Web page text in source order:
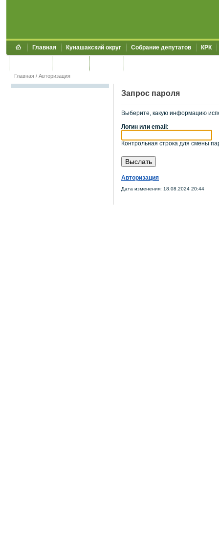
Главная Кунашакский округ Собрание депутатов КРК
Главная / Авторизация
Запрос пароля
Выберите, какую информацию
Логин или email:
Контрольная строка для смены
Авторизация
Дата изменения: 18.08.2024 20:44